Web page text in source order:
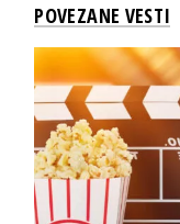
POVEZANE VESTI